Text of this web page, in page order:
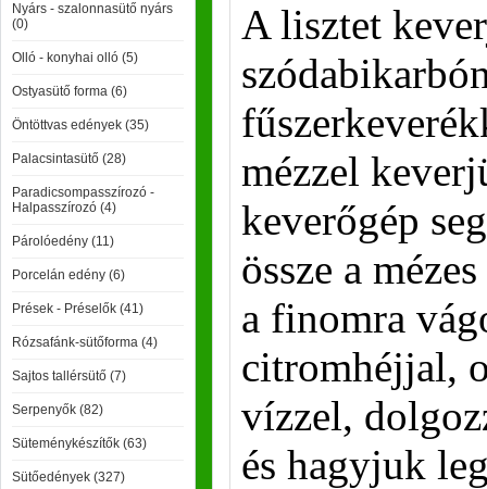
Nyárs - szalonnasütő nyárs
(0)
Olló - konyhai olló (5)
Ostyasütő forma (6)
Öntöttvas edények (35)
Palacsintasütő (28)
Paradicsompasszírozó -
Halpasszírozó (4)
Párolóedény (11)
Porcelán edény (6)
Prések - Préselők (41)
Rózsafánk-sütőforma (4)
Sajtos tallérsütő (7)
Serpenyők (82)
Süteménykészítők (63)
Sütőedények (327)
A lisztet
mézzel
keverőgép
össze a
a finomra
citromhéjjal,
vízzel,
és hagyjuk